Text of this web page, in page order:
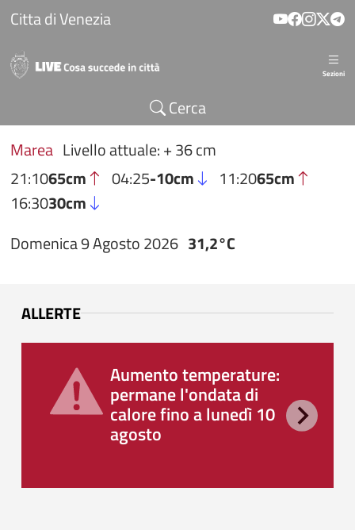
Salta al contenuto principale
Citta di Venezia
Sezioni
Cerca
Marea Livello attuale: + 36 cm
21:1065cm 04:25-10cm 11:2065cm
16:3030cm
Domenica 9 Agosto 2026 31,2°C
ALLERTE
Aumento temperature:
permane l'ondata di
calore fino a lunedì 10
agosto